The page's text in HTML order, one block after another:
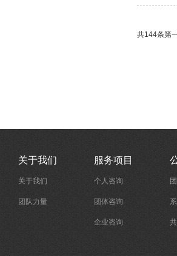
共144条第
关于我们
关于我们
团队力量
服务项目
个人咨询
团体咨询
企业咨询